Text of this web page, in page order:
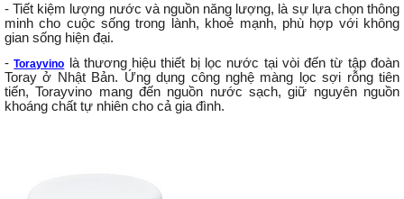
- Tiết kiệm lượng nước và nguồn năng lượng, là sự lựa chọn thông
minh cho cuộc sống trong lành, khoẻ mạnh, phù hợp với không
gian sống hiện đại.
-Torayvino là thương hiệu thiết bị lọc nước tại vòi đến từ tập đoàn
Toray ở Nhật Bản. Ứng dụng công nghệ màng lọc sợi rỗng tiên
tiến, Torayvino mang đến nguồn nước sạch, giữ nguyên nguồn
khoáng chất tự nhiên cho cả gia đình.